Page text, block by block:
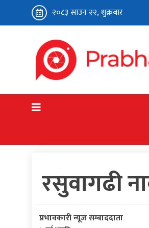
२०८३ साउन २२, शुक्रबार
रसुवागढी
प्रभावकारी न्यूज सम्बाददाता